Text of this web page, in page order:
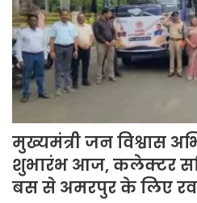
मुख्यमंत्री जन विश्वास
शुभारंभ आज, कलेक्टर
बस से अमरपुर के लिए